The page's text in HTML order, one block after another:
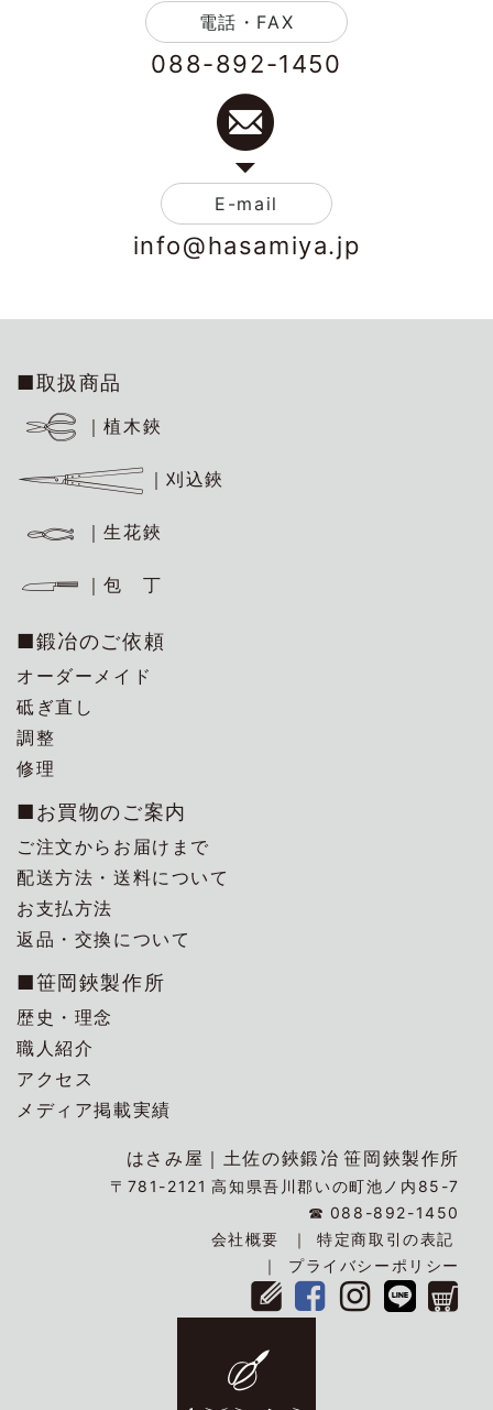
電話・FAX
088-892-1450
E-mail
info@hasamiya.jp
■取扱商品
｜植木鋏
｜刈込鋏
｜生花鋏
｜包 丁
■鍛冶のご依頼
オーダーメイド
砥ぎ直し
調整
修理
■お買物のご案内
ご注文からお届けまで
配送方法・送料について
お支払方法
返品・交換について
■笹岡鋏製作所
歴史・理念
職人紹介
アクセス
メディア掲載実績
はさみ屋｜ 土佐の鋏鍛冶 笹岡鋏製作所
〒781-2121 高知県吾川郡いの町池ノ内85-7
☎ 088-892-1450
会社概要
特定商取引の表記
プライバシーポリシー